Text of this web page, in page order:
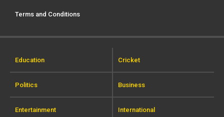
Terms and Conditions
Education Cricket
Politics Business
Entertainment International